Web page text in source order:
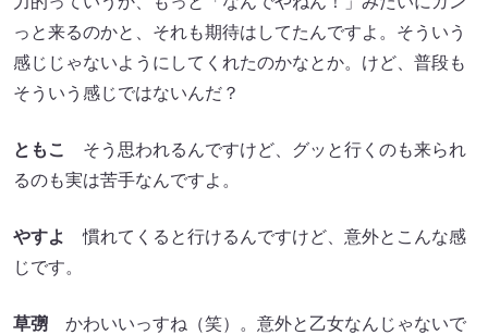
っと来るのかと、それも期待はしてたんですよ。そういう
感じじゃないようにしてくれたのかなとか。けど、普段も
そういう感じではないんだ？
ともこ
そう思われるんですけど、グッと行くのも来られ
るのも実は苦手なんですよ。
やすよ
慣れてくると行けるんですけど、意外とこんな感
じです。
草彅 かわいいっすね（笑）。意外と乙女なんじゃないで